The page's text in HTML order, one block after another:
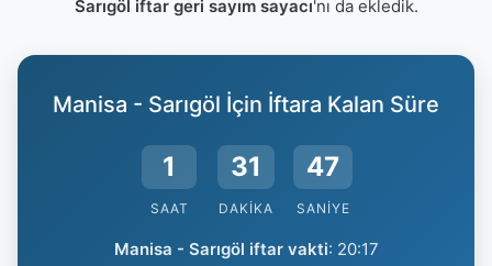
Sarıgöl iftar geri sayım sayacı'nı da ekledik.
Manisa - Sarıgöl İçin İftara Kalan Süre
1
SAAT
31
DAKIKA
46
SANIYE
Manisa - Sarıgöl iftar vakti: 20:17